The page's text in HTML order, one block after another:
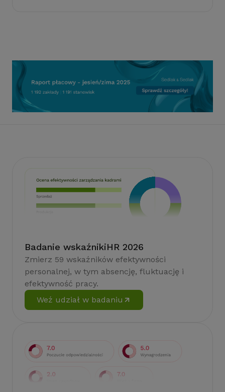
Badanie wskaźnikiHR 2026
Zmierz 59 wskaźników efektywności
personalnej, w tym absencję, fluktuację i
efektywność pracy.
Weź udział w badaniu